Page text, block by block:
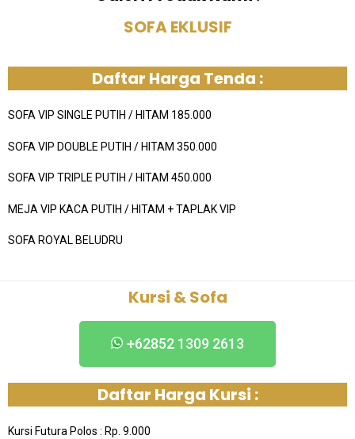
SOFA EKLUSIF
Daftar Harga Tenda :
SOFA VIP SINGLE PUTIH / HITAM 185.000
SOFA VIP DOUBLE PUTIH / HITAM 350.000
SOFA VIP TRIPLE PUTIH / HITAM 450.000
MEJA VIP KACA PUTIH / HITAM + TAPLAK VIP
SOFA ROYAL BELUDRU
Kursi & Sofa
+62852 1309 2613
Daftar Harga Kursi :
Kursi Futura Polos : Rp. 9.000